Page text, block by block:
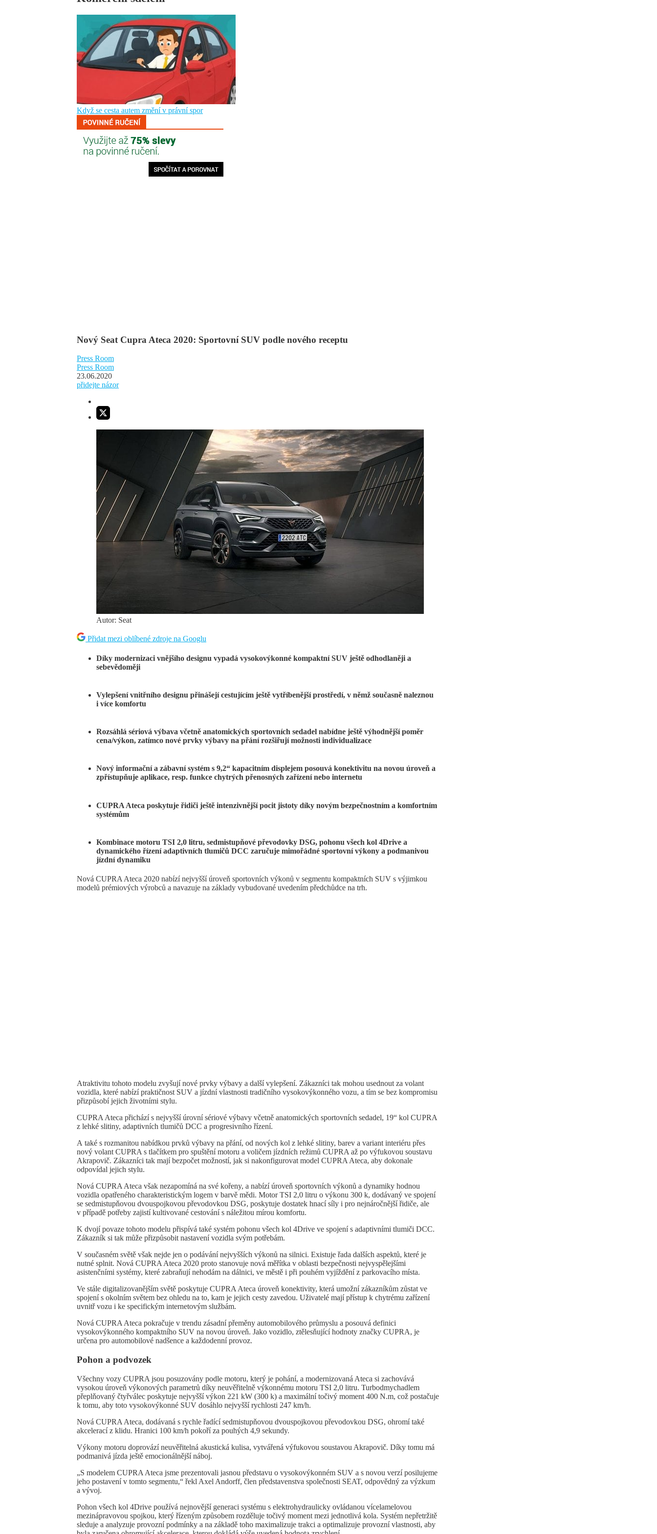
Nový Seat Cupra Ateca 2020: Sportovní SUV podle nového receptu
Press Room
Press Room
23.06.2020
přidejte názor
Autor: Seat
Přidat mezi oblíbené zdroje na Googlu
Díky modernizaci vnějšího designu vypadá vysokovýkonné kompaktní SUV ještě odhodlaněji a
sebevědoměji
Vylepšení vnitřního designu přinášejí cestujícím ještě vytříbenější prostředí, v němž současně naleznou
i více komfortu
Rozsáhlá sériová výbava včetně anatomických sportovních sedadel nabídne ještě výhodnější poměr
cena/výkon, zatímco nové prvky výbavy na přání rozšiřují možnosti individualizace
Nový informační a zábavní systém s 9,2“ kapacitním displejem posouvá konektivitu na novou úroveň a
zpřístupňuje aplikace, resp. funkce chytrých přenosných zařízení nebo internetu
CUPRA Ateca poskytuje řidiči ještě intenzivnější pocit jistoty díky novým bezpečnostním a komfortním
systémům
Kombinace motoru TSI 2,0 litru, sedmistupňové převodovky DSG, pohonu všech kol 4Drive a
dynamického řízení adaptivních tlumičů DCC zaručuje mimořádné sportovní výkony a podmanivou
jízdní dynamiku
Nová CUPRA Ateca 2020 nabízí nejvyšší úroveň sportovních výkonů v segmentu kompaktních SUV s výjimkou
modelů prémiových výrobců a navazuje na základy vybudované uvedením předchůdce na trh.
Atraktivitu tohoto modelu zvyšují nové prvky výbavy a další vylepšení. Zákazníci tak mohou usednout za volant
vozidla, které nabízí praktičnost SUV a jízdní vlastnosti tradičního vysokovýkonného vozu, a tím se bez kompromisu
přizpůsobí jejich životními stylu.
CUPRA Ateca přichází s nejvyšší úrovní sériové výbavy včetně anatomických sportovních sedadel, 19“ kol CUPRA
z lehké slitiny, adaptivních tlumičů DCC a progresivního řízení.
A také s rozmanitou nabídkou prvků výbavy na přání, od nových kol z lehké slitiny, barev a variant interiéru přes
nový volant CUPRA s tlačítkem pro spuštění motoru a voličem jízdních režimů CUPRA až po výfukovou soustavu
Akrapovič. Zákazníci tak mají bezpočet možností, jak si nakonfigurovat model CUPRA Ateca, aby dokonale
odpovídal jejich stylu.
Nová CUPRA Ateca však nezapomíná na své kořeny, a nabízí úroveň sportovních výkonů a dynamiky hodnou
vozidla opatřeného charakteristickým logem v barvě mědi. Motor TSI 2,0 litru o výkonu 300 k, dodávaný ve spojení
se sedmistupňovou dvouspojkovou převodovkou DSG, poskytuje dostatek hnací síly i pro nejnáročnější řidiče, ale
v případě potřeby zajistí kultivované cestování s náležitou mírou komfortu.
K dvojí povaze tohoto modelu přispívá také systém pohonu všech kol 4Drive ve spojení s adaptivními tlumiči DCC.
Zákazník si tak může přizpůsobit nastavení vozidla svým potřebám.
V současném světě však nejde jen o podávání nejvyšších výkonů na silnici. Existuje řada dalších aspektů, které je
nutné splnit. Nová CUPRA Ateca 2020 proto stanovuje nová měřítka v oblasti bezpečnosti nejvyspělejšími
asistenčními systémy, které zabraňují nehodám na dálnici, ve městě i při pouhém vyjíždění z parkovacího místa.
Ve stále digitalizovanějším světě poskytuje CUPRA Ateca úroveň konektivity, která umožní zákazníkům zůstat ve
spojení s okolním světem bez ohledu na to, kam je jejich cesty zavedou. Uživatelé mají přístup k chytrému zařízení
uvnitř vozu i ke specifickým internetovým službám.
Nová CUPRA Ateca pokračuje v trendu zásadní přeměny automobilového průmyslu a posouvá definici
vysokovýkonného kompaktního SUV na novou úroveň. Jako vozidlo, ztělesňující hodnoty značky CUPRA, je
určena pro automobilové nadšence a každodenní provoz.
Pohon a podvozek
Všechny vozy CUPRA jsou posuzovány podle motoru, který je pohání, a modernizovaná Ateca si zachovává
vysokou úroveň výkonových parametrů díky neuvěřitelně výkonnému motoru TSI 2,0 litru. Turbodmychadlem
přeplňovaný čtyřválec poskytuje nejvyšší výkon 221 kW (300 k) a maximální točivý moment 400 N.m, což postačuje
k tomu, aby toto vysokovýkonné SUV dosáhlo nejvyšší rychlosti 247 km/h.
Nová CUPRA Ateca, dodávaná s rychle řadící sedmistupňovou dvouspojkovou převodovkou DSG, ohromí také
akcelerací z klidu. Hranici 100 km/h pokoří za pouhých 4,9 sekundy.
Výkony motoru doprovází neuvěřitelná akustická kulisa, vytvářená výfukovou soustavou Akrapovič. Díky tomu má
podmanivá jízda ještě emocionálnější náboj.
„S modelem CUPRA Ateca jsme prezentovali jasnou představu o vysokovýkonném SUV a s novou verzí posilujeme
jeho postavení v tomto segmentu,“ řekl Axel Andorff, člen představenstva společnosti SEAT, odpovědný za výzkum
a vývoj.
Pohon všech kol 4Drive používá nejnovější generaci systému s elektrohydraulicky ovládanou vícelamelovou
mezinápravovou spojkou, který řízeným způsobem rozděluje točivý moment mezi jednotlivá kola. Systém nepřetržitě
sleduje a analyzuje provozní podmínky a na základě toho maximalizuje trakci a optimalizuje provozní vlastnosti, aby
Když se cesta autem změní v právní spor